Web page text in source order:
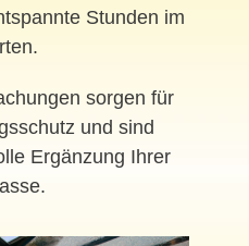
Stunden im
sorgen für
und sind
Ergänzung Ihrer